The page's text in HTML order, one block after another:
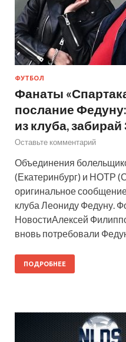
ФУТБОЛ
Фанаты
послание
из клуба,
Оставьте комментарий
Объединения
(Екатеринбург) и НОТР
оригинальное
клуба Леониду Федуну.
НовостиАлексей
вновь потребовали
ПОДРОБНЕЕ